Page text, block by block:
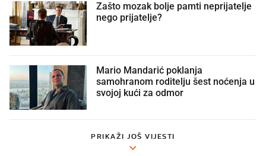
Zašto mozak bolje pamti neprijatelje
nego prijatelje?
Mario Mandarić poklanja
samohranom roditelju šest noćenja u
svojoj kući za odmor
PRIKAŽI JOŠ VIJESTI